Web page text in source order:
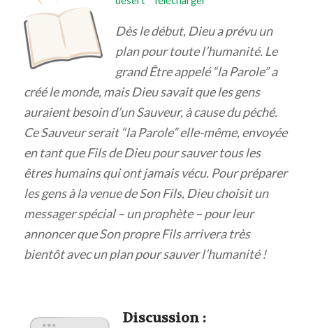
Dès le début, Dieu a prévu un
plan pour toute l’humanité. Le
grand Être appelé “la Parole” a
créé le monde, mais Dieu savait que les gens
auraient besoin d’un Sauveur, à cause du péché.
Ce Sauveur serait “la Parole” elle-même, envoyée
en tant que Fils de Dieu pour sauver tous les
êtres humains qui ont jamais vécu. Pour préparer
les gens à la venue de Son Fils, Dieu choisit un
messager spécial – un prophète – pour leur
annoncer que Son propre Fils arrivera très
bientôt avec un plan pour sauver l’humanité !
Discussion :